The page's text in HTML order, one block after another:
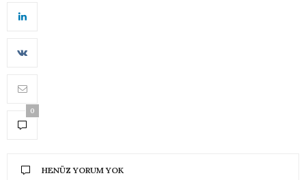
0
HENÜZ YORUM YOK